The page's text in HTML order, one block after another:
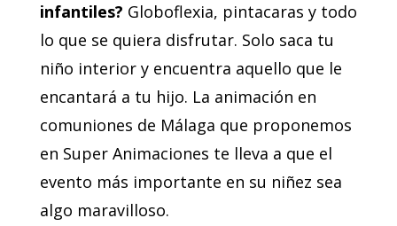
infantiles? Globoflexia, pintacaras y todo
lo que se quiera disfrutar. Solo saca tu
niño interior y encuentra aquello que le
encantará a tu hijo. La animación en
comuniones de Málaga que proponemos
en Super Animaciones te lleva a que el
evento más importante en su niñez sea
algo maravilloso.